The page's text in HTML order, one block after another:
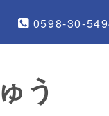
0598-30-
う